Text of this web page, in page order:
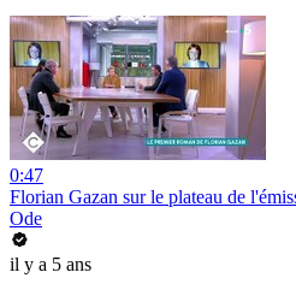
0:47
Florian Gazan sur le plateau de
Ode
il y a 5 ans